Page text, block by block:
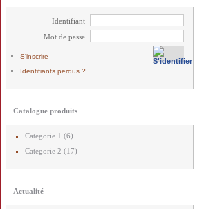
Identifiant
Mot de passe
S'inscrire
Identifiants perdus ?
Catalogue produits
Categorie 1 (6)
Categorie 2 (17)
Actualité